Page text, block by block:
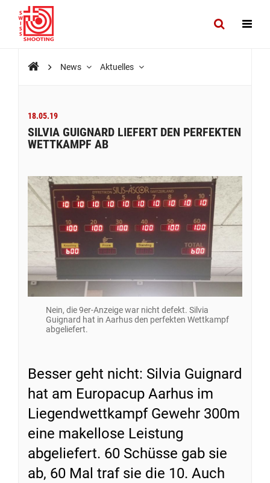
News Aktuelles
18.05.19
SILVIA GUIGNARD LIEFERT DEN PERFEKTEN
WETTKAMPF AB
Nein, die 9er-Anzeige war nicht defekt. Silvia
Guignard hat in Aarhus den perfekten Wettkampf
abgeliefert.
Besser geht nicht: Silvia Guignard
hat am Europacup Aarhus im
Liegendwettkampf Gewehr 300m
eine makellose Leistung
abgeliefert. 60 Schüsse gab sie
ab, 60 Mal traf sie die 10. Auch